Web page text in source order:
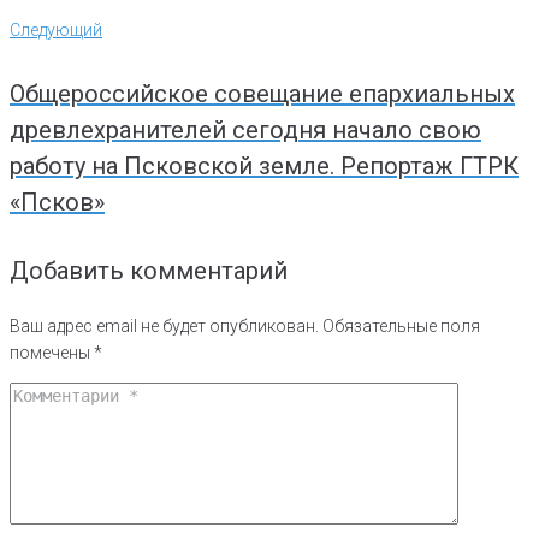
Следующий
Следующий
Общероссийское совещание епархиальных
древлехранителей сегодня начало свою
работу на Псковской земле. Репортаж ГТРК
«Псков»
Добавить комментарий
Ваш адрес email не будет опубликован. Обязательные поля
помечены *